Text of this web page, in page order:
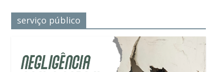
serviço público